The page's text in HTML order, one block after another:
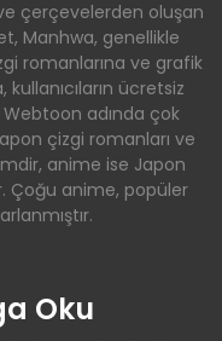
çerçevelerden oluşan
Manhwa, genellikle
romanlarına ve grafik
ücretsiz
adında çok
çizgi romanları ve
anime ise Japon
Çoğu anime, popüler
Oku